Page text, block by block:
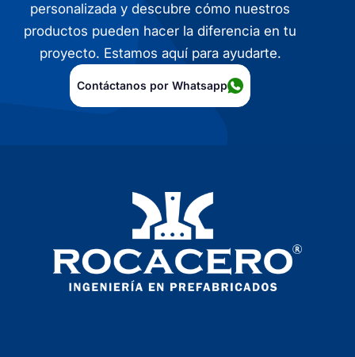
personalizada y descubre cómo nuestros
productos pueden hacer la diferencia en tu
proyecto. Estamos aquí para ayudarte.
Contáctanos por Whatsapp